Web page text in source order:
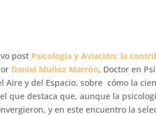
post Psicología y Aviación: la
Daniel Muñoz Marrón, Doctor en
Aire y del Espacio, sobre cómo la
que destaca que, aunque la
y en este encuentro la